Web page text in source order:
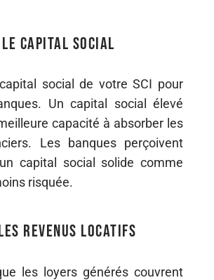
capital social
social de votre SCI pour
Un capital social élevé
capacité à absorber les
Les banques perçoivent
capital social solide comme
risquée.
revenus locatifs
les loyers générés couvrent